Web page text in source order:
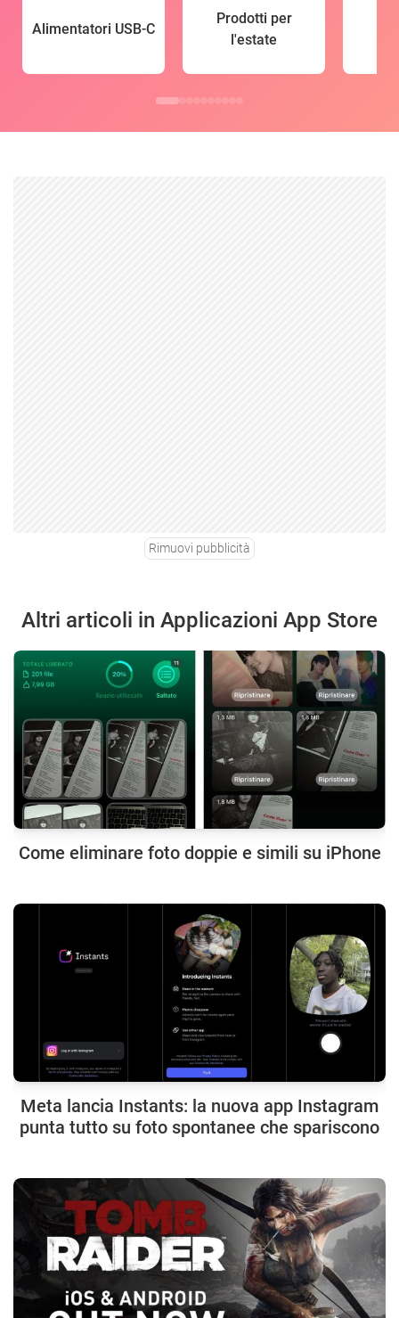
Alimentatori USB-C
Prodotti per
l'estate
Rimuovi pubblicità
Altri articoli in Applicazioni App Store
Come eliminare foto doppie e simili su iPhone
Meta lancia Instants: la nuova app Instagram
punta tutto su foto spontanee che spariscono